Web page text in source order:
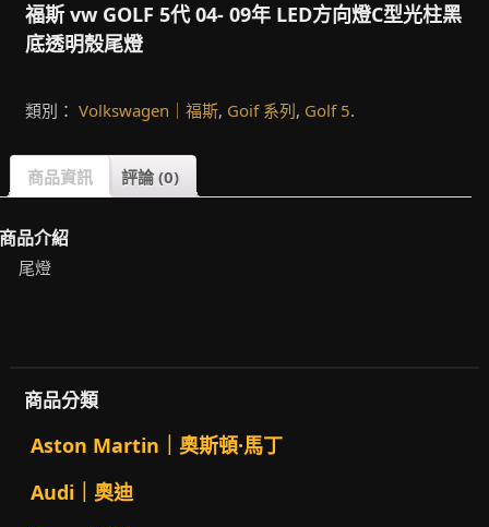
福斯 vw GOLF 5代 04- 09年 LED方向燈C型光柱黑
底透明殼尾燈
類別： Volkswagen｜福斯, Goif 系列, Golf 5.
商品資訊 評論 (0)
品介紹
尾燈
商品分類
Aston Martin｜奧斯頓·馬丁
Audi｜奧迪